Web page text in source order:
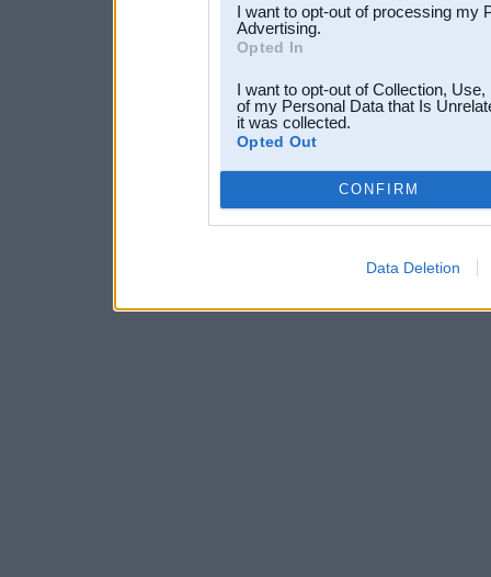
I want to opt-out of processing my
Advertising.
Opted In
I want to opt-out of Collection,
of my Personal Data that Is
it was collected.
Opted Out
CONFIRM
Data Deletion